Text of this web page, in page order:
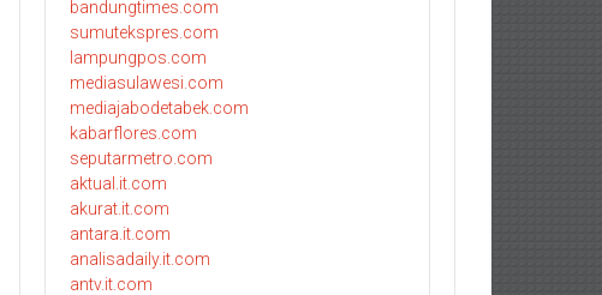
bandungtimes.com
sumutekspres.com
lampungpos.com
mediasulawesi.com
mediajabodetabek.com
kabarflores.com
seputarmetro.com
aktual.it.com
akurat.it.com
antara.it.com
analisadaily.it.com
antv.it.com